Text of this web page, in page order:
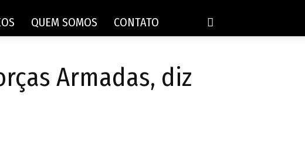
QUEM SOMOS CONTATO
Armadas, diz